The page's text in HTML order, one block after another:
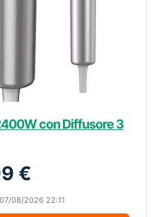
con Diffusore 3
€
08/2026 22:11